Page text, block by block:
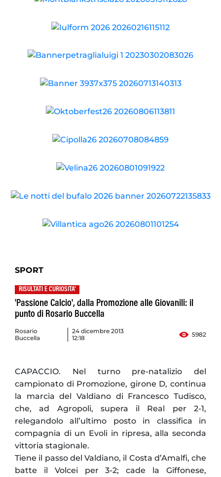
SPORT
RISULTATI E CURIOSITA'
'Passione Calcio', dalla Promozione alle Giovanili: il
punto di Rosario Buccella
Rosario
Buccella
24 dicembre 2013
12:18
5982
CAPACCIO. Nel turno pre-natalizio del
campionato di Promozione, girone D, continua
la marcia del Valdiano di Francesco Tudisco,
che, ad Agropoli, supera il Real per 2-1,
relegandolo all’ultimo posto in classifica in
compagnia di un Evoli in ripresa, alla seconda
vittoria stagionale.
Tiene il passo del Valdiano, il Costa d’Amalfi, che
batte il Volcei per 3-2; cade la Giffonese,